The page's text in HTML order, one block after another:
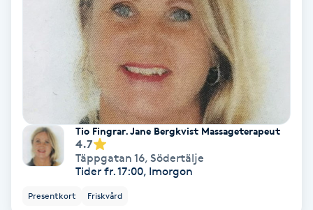
Fransborttagning
Fransfärgning
Fransförlängning
Fransförlängning Megavolym
Fransförlängning Volym
Tio Fingrar. Jane Bergkvist Massageterapeut
4.7
Täppgatan 16, Södertälje
Tider fr. 17:00, Imorgon
Presentkort Friskvård